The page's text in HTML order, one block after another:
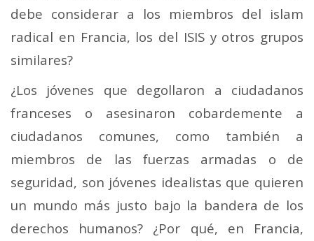
debe considerar a los miembros del islam
radical en Francia, los del ISIS y otros grupos
similares?
¿Los jóvenes que degollaron a ciudadanos
franceses o asesinaron cobardemente a
ciudadanos comunes, como también a
miembros de las fuerzas armadas o de
seguridad, son jóvenes idealistas que quieren
un mundo más justo bajo la bandera de los
derechos humanos? ¿Por qué, en Francia,